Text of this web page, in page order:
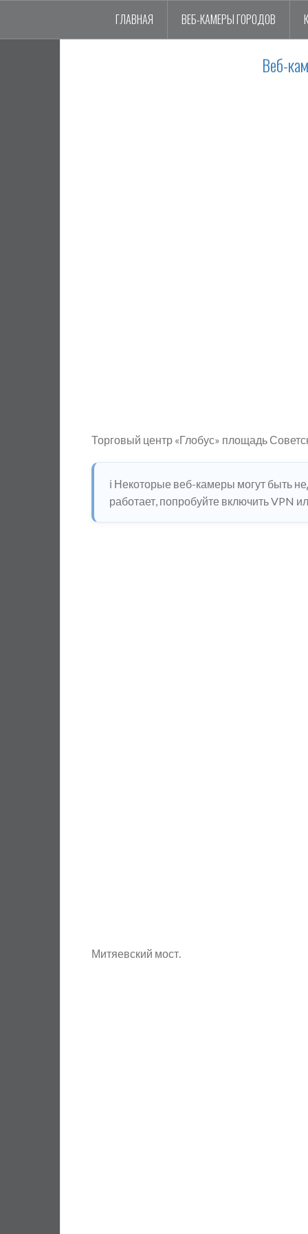
ГЛАВНАЯ ВЕБ-КАМЕРЫ ГОРОДОВ
Веб-
Торговый центр «Глобус» площадь
ℹ️ Некоторые веб-камеры могут быть
работает, попробуйте включить VPN
Митяевский мост.